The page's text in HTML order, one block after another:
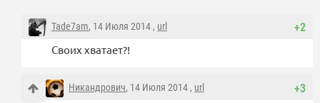
+2
Tade7am, 14 Июля 2014 , url
Своих хватает?!
+3
Никандрович, 14 Июля 2014 , url